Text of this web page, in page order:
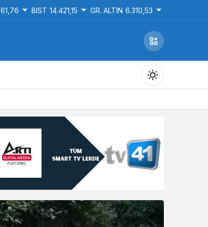
61,76 BIST 14.421,15 GR. ALTIN 6.310,53
Gündüz Modu
Gündüz modunu seçin.
Gece modunu seçin.